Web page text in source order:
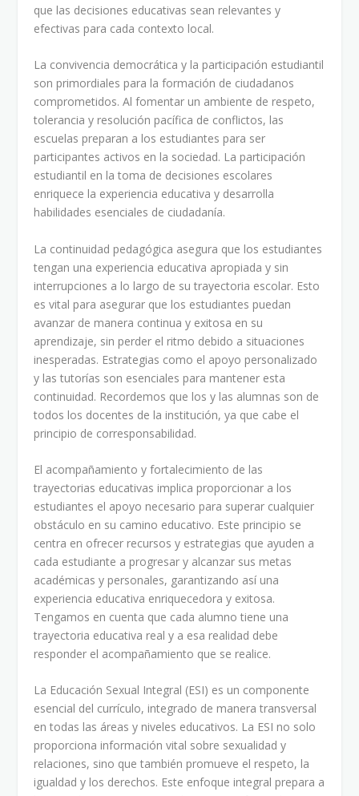
que las decisiones educativas sean relevantes y
efectivas para cada contexto local.
La convivencia democrática y la participación estudiantil
son primordiales para la formación de ciudadanos
comprometidos. Al fomentar un ambiente de respeto,
tolerancia y resolución pacífica de conflictos, las
escuelas preparan a los estudiantes para ser
participantes activos en la sociedad. La participación
estudiantil en la toma de decisiones escolares
enriquece la experiencia educativa y desarrolla
habilidades esenciales de ciudadanía.
La continuidad pedagógica asegura que los estudiantes
tengan una experiencia educativa apropiada y sin
interrupciones a lo largo de su trayectoria escolar. Esto
es vital para asegurar que los estudiantes puedan
avanzar de manera continua y exitosa en su
aprendizaje, sin perder el ritmo debido a situaciones
inesperadas. Estrategias como el apoyo personalizado
y las tutorías son esenciales para mantener esta
continuidad. Recordemos que los y las alumnas son de
todos los docentes de la institución, ya que cabe el
principio de corresponsabilidad.
El acompañamiento y fortalecimiento de las
trayectorias educativas implica proporcionar a los
estudiantes el apoyo necesario para superar cualquier
obstáculo en su camino educativo. Este principio se
centra en ofrecer recursos y estrategias que ayuden a
cada estudiante a progresar y alcanzar sus metas
académicas y personales, garantizando así una
experiencia educativa enriquecedora y exitosa.
Tengamos en cuenta que cada alumno tiene una
trayectoria educativa real y a esa realidad debe
responder el acompañamiento que se realice.
La Educación Sexual Integral (ESI) es un componente
esencial del currículo, integrado de manera transversal
en todas las áreas y niveles educativos. La ESI no solo
proporciona información vital sobre sexualidad y
relaciones, sino que también promueve el respeto, la
igualdad y los derechos. Este enfoque integral prepara a